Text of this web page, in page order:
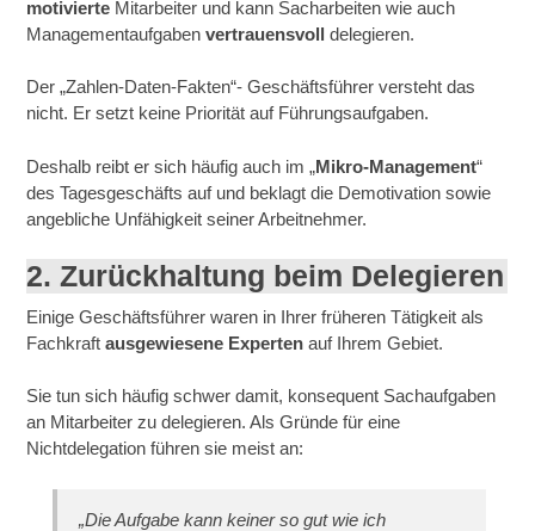
motivierteMitarbeiter und kann Sacharbeiten wie auch
Managementaufgaben vertrauensvoll delegieren.
Der „Zahlen-Daten-Fakten“- Geschäftsführer versteht das
nicht. Er setzt keine Priorität auf Führungsaufgaben.
Deshalb reibt er sich häufig auch im „Mikro-Management“
des Tagesgeschäfts auf und beklagt die Demotivation sowie
angebliche Unfähigkeit seiner Arbeitnehmer.
2. Zurückhaltung beim Delegieren
Einige Geschäftsführer waren in Ihrer früheren Tätigkeit als
Fachkraft ausgewiesene Expertenauf Ihrem Gebiet.
Sie tun sich häufig schwer damit, konsequent Sachaufgaben
an Mitarbeiter zu delegieren. Als Gründe für eine
Nichtdelegation führen sie meist an:
„Die Aufgabe kann keiner so gut wie ich